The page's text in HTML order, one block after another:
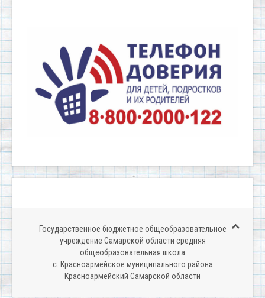
Государственное бюджетное общеобразовательное
учреждение Самарской области средняя
общеобразовательная школа
c. Красноармейское муниципального района
Красноармейский Самарской области